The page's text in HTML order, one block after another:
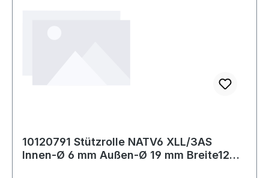
10120791 Stützrolle NATV6 XLL/3AS
Innen-Ø 6 mm Außen-Ø 19 mm Breite12